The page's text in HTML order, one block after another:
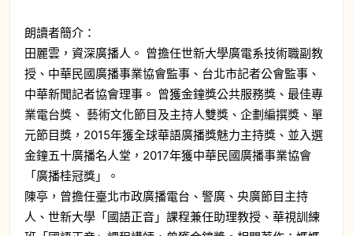
朗讀者簡介：
田麗雲，資深廣播人。 曾擔任世新大學廣電系技術職副教
授、中華民國廣播事業協會監事、台北市記者公會監事、
中華新聞記者協會理事。 曾獲金鐘獎公共服務獎、最佳專
業電台獎、 藝術文化節目及主持人雙獎、企劃編撰獎、單
元節目獎，2015年獲全球華語廣播獎魅力主持獎、並入選
金鐘五十廣播名人堂，2017年獲中華民國廣播事業協會
「廣播桂冠獎」。
陳亭，曾擔任臺北市政廣播電台、警廣、央廣節目主持
人、世新大學「國語正音」課程兼任助理教授、華視訓練